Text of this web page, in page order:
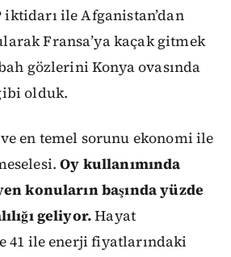
ile Afganistan’dan
Fransa’ya kaçak gitmek
gözlerini Konya ovasında
olduk.
en temel sorunu ekonomi ile
Oy kullanımında
konuların başında yüzde
geliyor.Hayat
41 ile enerji fiyatlarındaki